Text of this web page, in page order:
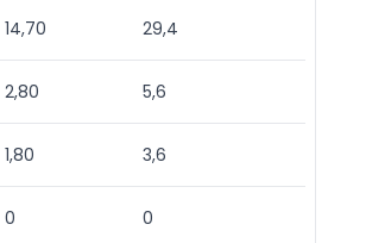
14,70 29,4
2,80 5,6
1,80 3,6
0 0